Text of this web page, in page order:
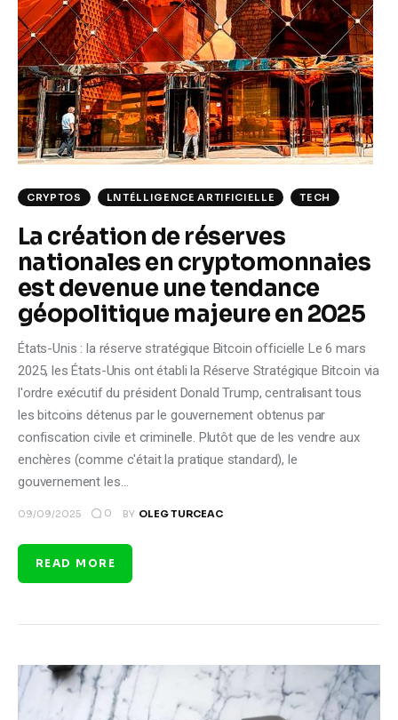
Climate
Markets
Tech
Reports
Shop
CRYPTOS LNTÉLLIGENCE ARTIFICIELLE TECH
La création de réserves
nationales en cryptomonnaies
est devenue une tendance
géopolitique majeure en 2025
États-Unis : la réserve stratégique Bitcoin officielle Le 6 mars
2025, les États-Unis ont établi la Réserve Stratégique Bitcoin via
l'ordre exécutif du président Donald Trump, centralisant tous
les bitcoins détenus par le gouvernement obtenus par
confiscation civile et criminelle. Plutôt que de les vendre aux
enchères (comme c'était la pratique standard), le
gouvernement les…
09/09/2025 0 BY OLEG TURCEAC
READ MORE